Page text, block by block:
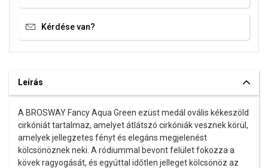
Kérdése van?
Leírás
A BROSWAY Fancy Aqua Green ezüst medál ovális kékeszöld
cirkóniát tartalmaz, amelyet átlátszó cirkóniák vesznek körül,
amelyek jellegzetes fényt és elegáns megjelenést
kölcsönöznek neki. A ródiummal bevont felület fokozza a
kövek ragyogását, és egyúttal időtlen jelleget kölcsönöz az